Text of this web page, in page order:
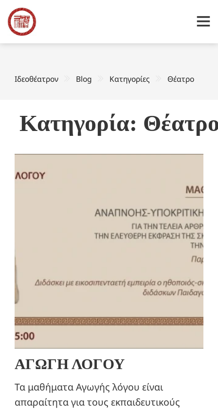
Ιδεοθέατρον Blog Κατηγορίες Θέατρο
Κατηγορία:
ΑΓΩΓΗ ΛΟΓΟΥ
Τα μαθήματα Αγωγής λόγου είναι
απαραίτητα για τους εκπαιδευτικούς